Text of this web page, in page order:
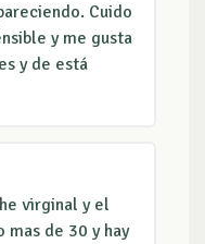
Cuido
y me gusta
y de está
virginal y el
mas de 30 y hay